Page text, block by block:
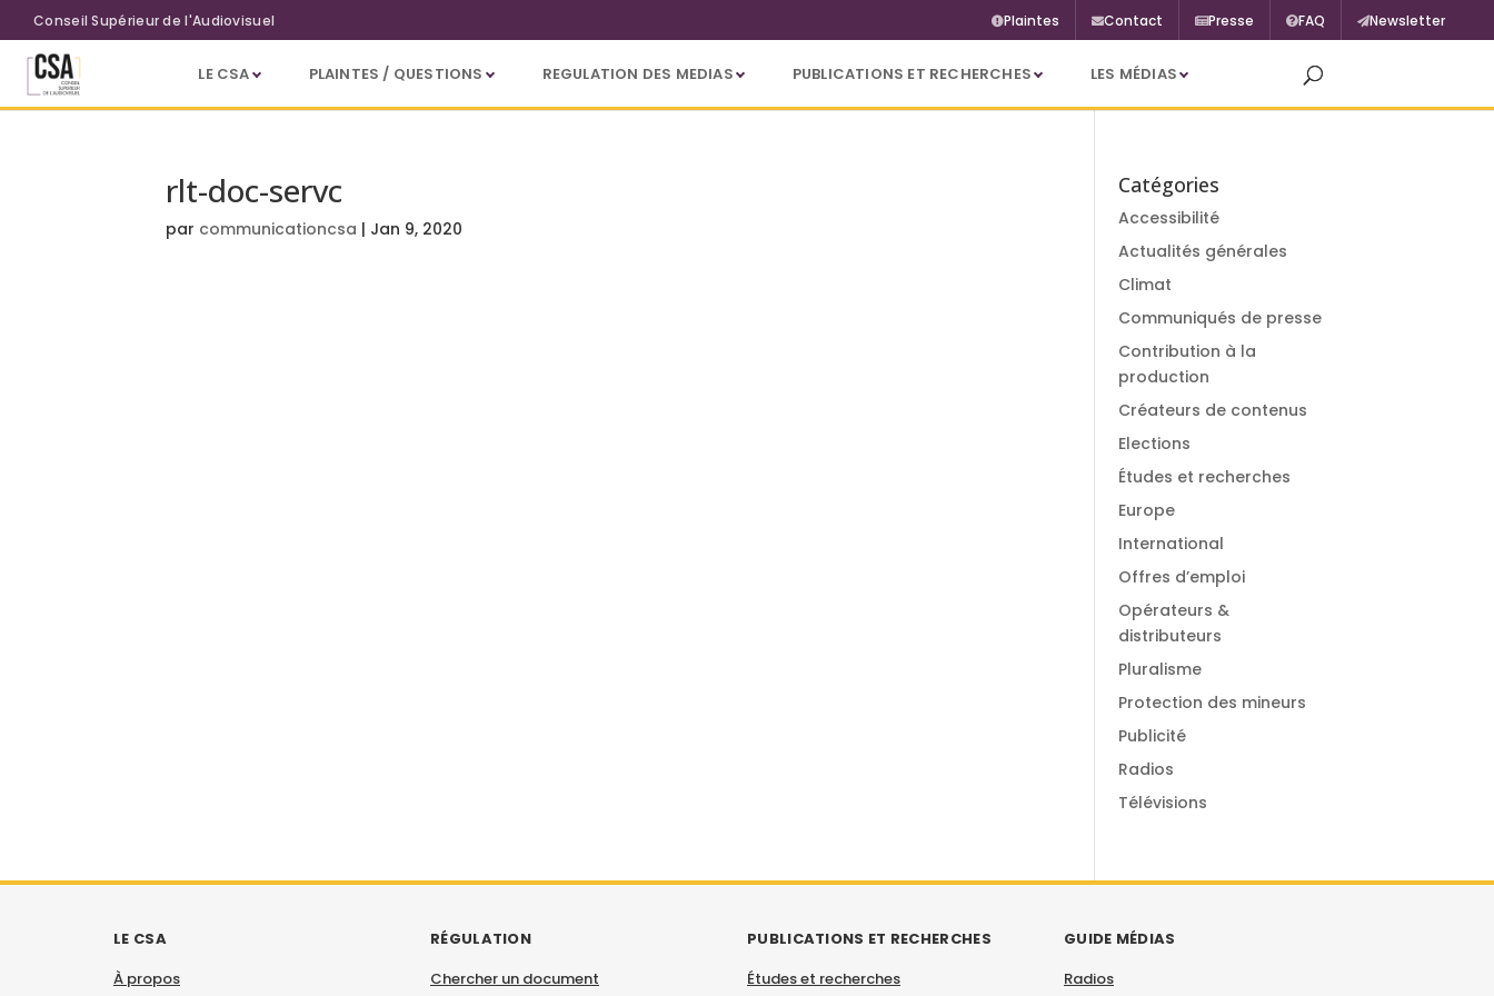
Aller au contenu principal
Conseil Supérieur de l'Audiovisuel Plaintes Contact Presse FAQ Newsletter
LE CSA PLAINTES / QUESTIONS REGULATION DES MEDIAS PUBLICATIONS ET RECHERCHES LES MÉDIAS
rlt-doc-servc
par communicationcsa | Jan 9, 2020
Catégories
Accessibilité
Actualités générales
Climat
Communiqués de presse
Contribution à la
production
Créateurs de contenus
Elections
Études et recherches
Europe
International
Offres d’emploi
Opérateurs &
distributeurs
Pluralisme
Protection des mineurs
Publicité
Radios
Télévisions
LE CSA
À propos
RÉGULATION
Chercher un document
PUBLICATIONS ET RECHERCHES
Études et recherches
GUIDE MÉDIAS
Radios